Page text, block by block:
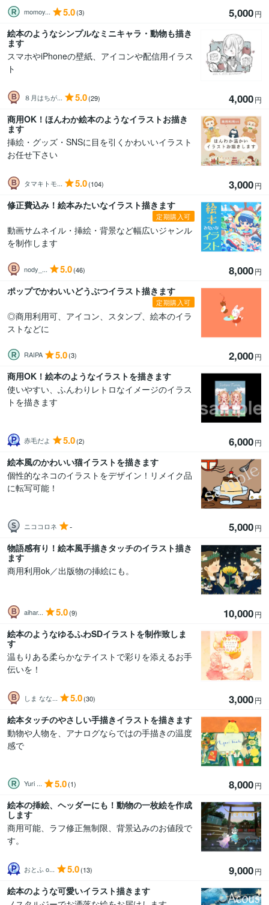
momoy... 5.0(3) 5,000円
絵本のようなシンプルなミニキャラ・動物も描き
ます
スマホやiPhoneの壁紙、アイコンや配信用イラス
ト
８月はちが... 5.0(29) 4,000円
商用OK！ほんわか絵本のようなイラストお描き
ます
挿絵・グッズ・SNSに目を引くかわいいイラスト
お任せ下さい
タマキトモ... 5.0(104) 3,000円
修正費込み！絵本みたいなイラスト描きます
定期購入可
動画サムネイル・挿絵・背景など幅広いジャンル
を制作します
nody_... 5.0(46) 8,000円
ポップでかわいいどうぶつイラスト描きます
定期購入可
◎商用利用可、アイコン、スタンプ、絵本のイラ
ストなどに
RAIPA 5.0(3) 2,000円
商用OK！絵本のようなイラストを描きます
使いやすい、ふんわりレトロなイメージのイラス
トを描きます
赤毛だよ 5.0(2) 6,000円
絵本風のかわいい猫イラストを描きます
個性的なネコのイラストをデザイン！リメイク品
に転写可能！
ニココロネ - 5,000円
物語感有り！絵本風手描きタッチのイラスト描き
ます
商用利用ok／出版物の挿絵にも。
aihar... 5.0(9) 10,000円
絵本のようなゆるふわSDイラストを制作致しま
す
温もりある柔らかなテイストで彩りを添えるお手
伝いを！
しま なな... 5.0(30) 3,000円
絵本タッチのやさしい手描きイラストを描きます
動物や人物を、アナログならではの手描きの温度
感で
Yuri ... 5.0(1) 8,000円
絵本の挿絵、ヘッダーにも！動物の一枚絵を作成
します
商用可能、ラフ修正無制限、背景込みのお値段で
す。
おとふ o... 5.0(13) 9,000円
絵本のような可愛いイラスト描きます